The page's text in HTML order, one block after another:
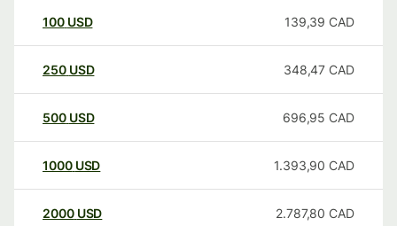
100 USD 139,39 CAD
250 USD 348,47 CAD
500 USD 696,95 CAD
1000 USD 1.393,90 CAD
2000 USD 2.787,80 CAD